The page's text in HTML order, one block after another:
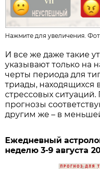
Нажмите для увеличения.
И все же даже такие
указывают только на
черты периода для
триады, находящихся
стрессовых
прогнозы
другим же – в
Ежедневный
неделю 3-9 августа